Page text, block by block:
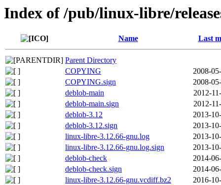
Index of /pub/linux-libre/
Name Last
Parent Directory
COPYING
2008-
COPYING.sign
2008-
deblob-main
2012-
deblob-main.sign
2012-
deblob-3.12
2013-
deblob-3.12.sign
2013-
linux-libre-3.12.66-gnu.log
2013-
linux-libre-3.12.66-gnu.log.sign
2013-
deblob-check
2014-
deblob-check.sign
2014-
linux-libre-3.12.66-gnu.vcdiff.bz2
2016-